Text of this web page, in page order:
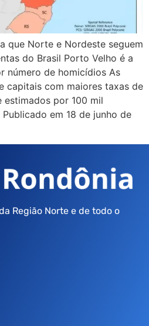
que Norte e Nordeste seguem
do Brasil Porto Velho é a
número de homicídios As
capitais com maiores taxas de
por 100 mil
em 18 de junho de
Região Norte e de todo o